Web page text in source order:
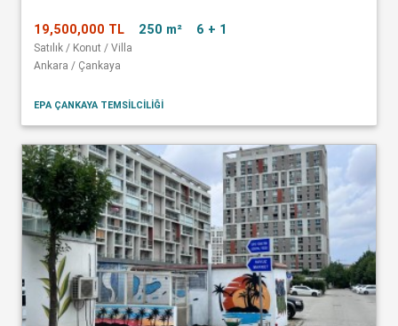
19,500,000 TL 250 m² 6 + 1
Satılık / Konut / Villa
Ankara / Çankaya
EPA ÇANKAYA TEMSİLCİLİĞİ